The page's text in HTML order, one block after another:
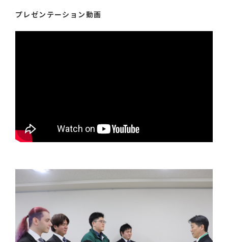
プレゼンテーション動画